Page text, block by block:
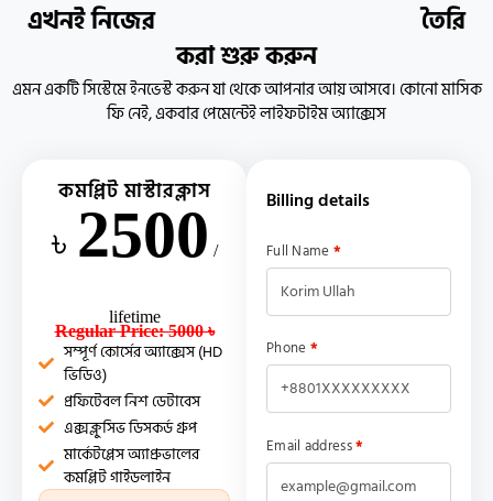
এখনই নিজের
তৈরি
করা শুরু করুন
এমন একটি সিস্টেমে ইনভেস্ট করুন যা থেকে আপনার আয় আসবে। কোনো মাসিক
ফি নেই, একবার পেমেন্টেই লাইফটাইম অ্যাক্সেস
কমপ্লিট মাস্টারক্লাস
৳ 2500 /
lifetime
Regular Price: 5000 ৳
সম্পূর্ণ কোর্সের অ্যাক্সেস (HD
ভিডিও)
প্রফিটেবল নিশ ডেটাবেস
এক্সক্লুসিভ ডিসকর্ড গ্রুপ
মার্কেটপ্লেস অ্যাপ্রুভালের
কমপ্লিট গাইডলাইন
Billing details
Full Name*
Phone*
Email address*